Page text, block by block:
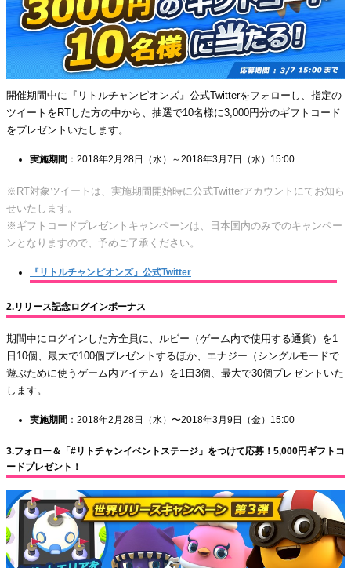
開催期間中に『リトルチャンピオンズ』公式Twitterをフォローし、指定の
ツイートをRTした方の中から、抽選で10名様に3,000円分のギフトコード
をプレゼントいたします。
実施期間 ：2018年2月28日（水）～2018年3月7日（水）15:00
※RT対象ツイートは、実施期間開始時に公式Twitterアカウントにてお知ら
せいたします。
※ギフトコードプレゼントキャンペーンは、日本国内のみでのキャンペー
ンとなりますので、予めご了承ください。
『リトルチャンピオンズ』公式Twitter
2.リリース記念ログインボーナス
期間中にログインした方全員に、ルビー（ゲーム内で使用する通貨）を1
日10個、最大で100個プレゼントするほか、エナジー（シングルモードで
遊ぶために使うゲーム内アイテム）を1日3個、最大で30個プレゼントいた
します。
実施期間 ：2018年2月28日（水）〜2018年3月9日（金）15:00
3.フォロー＆「#リトチャンイベントステージ」をつけて応募！5,000円ギフトコ
ードプレゼント！